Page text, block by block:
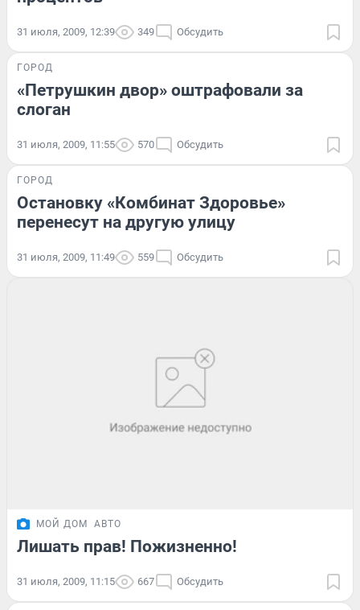
31 июля, 2009, 12:39 349 Обсудить
ГОРОД
«Петрушкин двор» оштрафовали за
слоган
31 июля, 2009, 11:55 570 Обсудить
ГОРОД
Остановку «Комбинат Здоровье»
перенесут на другую улицу
31 июля, 2009, 11:49 559 Обсудить
МОЙ ДОМ АВТО
Лишать прав! Пожизненно!
31 июля, 2009, 11:15 667 Обсудить